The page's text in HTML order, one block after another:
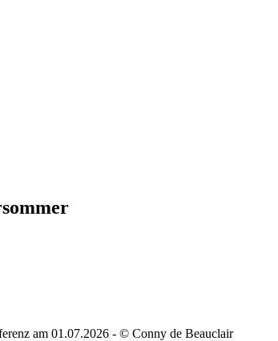
am 01.07.2026 - © Conny de Beauclair